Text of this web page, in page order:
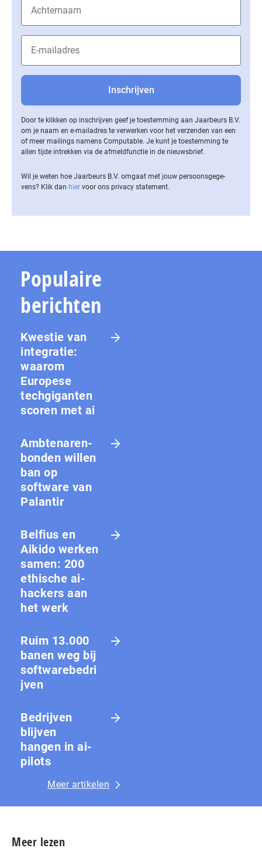
Door te klikken op inschrijven geef je toestemming aan Jaarbeurs B.V.
om je naam en e-mailadres te verwerken voor het verzenden van een
of meer mailings namens Computable. Je kunt je toestemming te
allen tijde intrekken via de af­meld­func­tie in de nieuwsbrief.
Wil je weten hoe Jaarbeurs B.V. omgaat met jouw per­soons­ge­ge­
vens? Klik dan hier voor ons privacy statement.
Populaire
berichten
Kwestie van
integratie:
waarom
Europese
techgiganten
scoren met ai
Amb­te­na­ren­
bon­den willen
ban op
software van
Palantir
Belfius en
Aikido werken
samen: 200
ethische ai-
hackers aan
het werk
Ruim 13.000
banen weg bij
softwarebedri
jven
Bedrijven
blijven
hangen in ai-
pilots
Meer artikelen
Meer lezen